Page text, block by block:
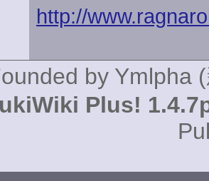
http://
by Ymlpha
Plus!